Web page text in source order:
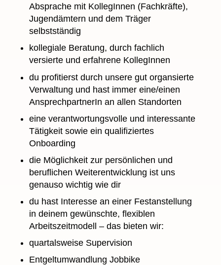
Absprache mit KollegInnen (Fachkräfte),
Jugendämtern und dem Träger
selbstständig
kollegiale Beratung, durch fachlich
versierte und erfahrene KollegInnen
du profitierst durch unsere gut organsierte
Verwaltung und hast immer eine/einen
AnsprechpartnerIn an allen Standorten
eine verantwortungsvolle und interessante
Tätigkeit sowie ein qualifiziertes
Onboarding
die Möglichkeit zur persönlichen und
beruflichen Weiterentwicklung ist uns
genauso wichtig wie dir
du hast Interesse an einer Festanstellung
in deinem gewünschte, flexiblen
Arbeitszeitmodell – das bieten wir:
quartalsweise Supervision
Entgeltumwandlung Jobbike